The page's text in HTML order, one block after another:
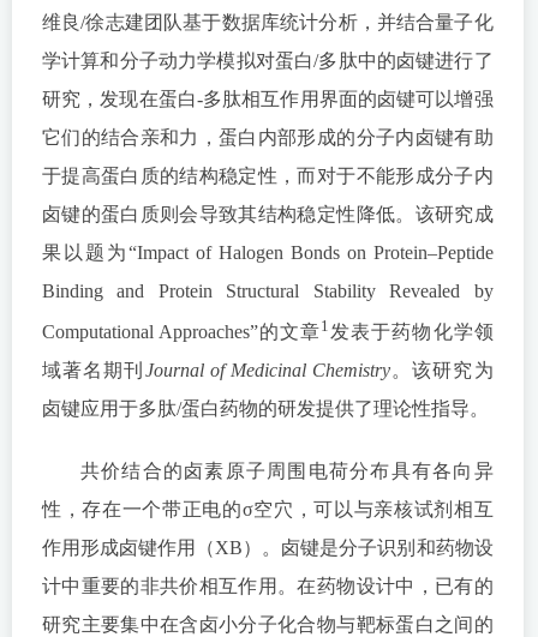
维良/徐志建团队基于数据库统计分析，并结合量子化
学计算和分子动力学模拟对蛋白/多肽中的卤键进行了
研究，发现在蛋白-多肽相互作用界面的卤键可以增强
它们的结合亲和力，蛋白内部形成的分子内卤键有助
于提高蛋白质的结构稳定性，而对于不能形成分子内
卤键的蛋白质则会导致其结构稳定性降低。该研究成
果以题为“Impact of Halogen Bonds on Protein–Peptide
Binding and Protein Structural Stability Revealed by
Computational Approaches”的文章1 发表于药物化学领
域著名期刊 Journal of Medicinal Chemistry。该研究为
卤键应用于多肽/蛋白药物的研发提供了理论性指导。
共价结合的卤素原子周围电荷分布具有各向异
性，存在一个带正电的σ空穴，可以与亲核试剂相互
作用形成卤键作用（XB）。卤键是分子识别和药物设
计中重要的非共价相互作用。在药物设计中，已有的
研究主要集中在含卤小分子化合物与靶标蛋白之间的